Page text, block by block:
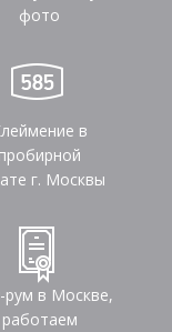
фото
в
пробирной
г. Москвы
в Москве,
работаем